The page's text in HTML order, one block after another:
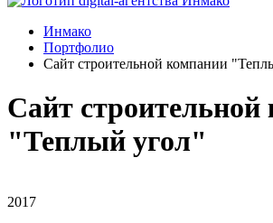
Инмако
Портфолио
Сайт строительной компании
Сайт
"Теплый угол"
2017